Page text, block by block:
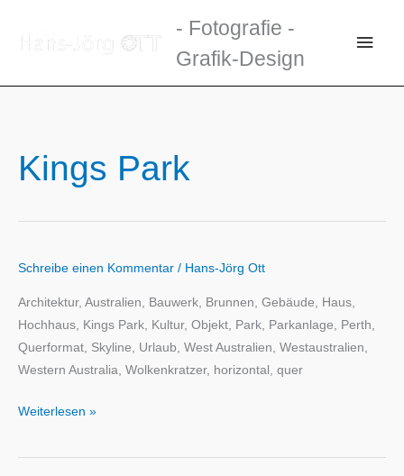
Inhalt
- Fotografie -
Grafik-Design
Kings Park
Schreibe einen Kommentar / Hans-Jörg Ott
Architektur, Australien, Bauwerk, Brunnen, Gebäude, Haus,
Hochhaus, Kings Park, Kultur, Objekt, Park, Parkanlage, Perth,
Querformat, Skyline, Urlaub, West Australien, Westaustralien,
Western Australia, Wolkenkratzer, horizontal, quer
Weiterlesen »